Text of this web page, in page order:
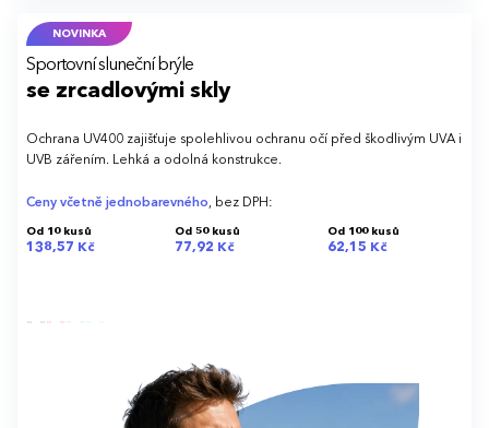
NOVINKA
Sportovní sluneční brýle
se zrcadlovými skly
Ochrana UV400 zajišťuje spolehlivou ochranu očí před škodlivým UVA i
UVB zářením. Lehká a odolná konstrukce.
Ceny včetně jednobarevného, bez DPH:
Od 10 kusů
138,57 Kč
Od 50 kusů
77,92 Kč
Od 100 kusů
62,15 Kč